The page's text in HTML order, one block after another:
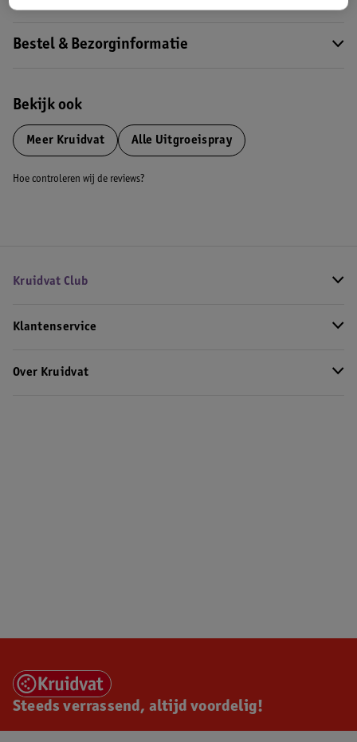
Bestel & Bezorginformatie
Bekijk ook
Meer Kruidvat Alle Uitgroeispray
Hoe controleren wij de reviews?
Kruidvat Club
Klantenservice
Over Kruidvat
Steeds verrassend, altijd voordelig!